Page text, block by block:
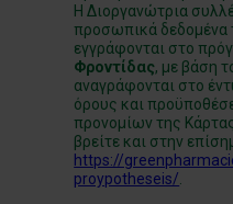
Η Διοργανώτρια
προσωπικά
εγγράφονται στο
Φροντίδας, με βάση
αναγράφονται στο
όρους και
προνομίων της
βρείτε και στην
https://
proypotheseis/